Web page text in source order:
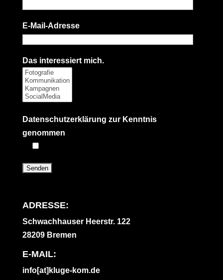
E-Mail-Adresse
Das interessiert mich.
Datenschutzerklärung zur Kenntnis
genommen
ADRESSE:
Schwachhauser Heerstr. 122
28209 Bremen
E-MAIL:
info[at]kluge-kom.de